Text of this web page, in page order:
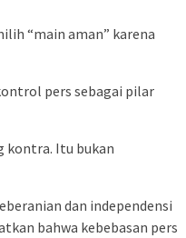
“main aman” karena
pers sebagai pilar
kontra. Itu bukan
dan independensi
bahwa kebebasan pers